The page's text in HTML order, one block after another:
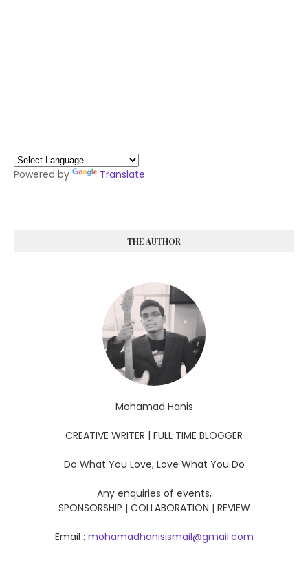
Powered by Translate
THE AUTHOR
Mohamad Hanis
CREATIVE WRITER | FULL TIME BLOGGER
Do What You Love, Love What You Do
Any enquiries of events,
SPONSORSHIP | COLLABORATION | REVIEW
Email : mohamadhanisismail@gmail.com